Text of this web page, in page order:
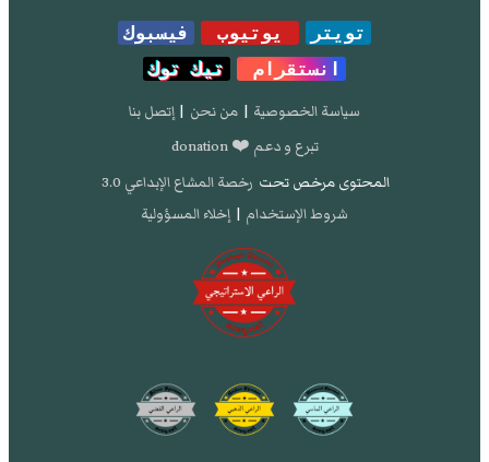
تويتر يوتيوب
فيسبوك
انستقرام
تيك توك
سياسة الخصوصية | من نحن | إتصل بنا
تبرع و دعم ❤️ donation
المحتوى مرخص تحت رخصة المشاع الإبداعي 3.0
شروط الإستخدام | إخلاء المسؤولية